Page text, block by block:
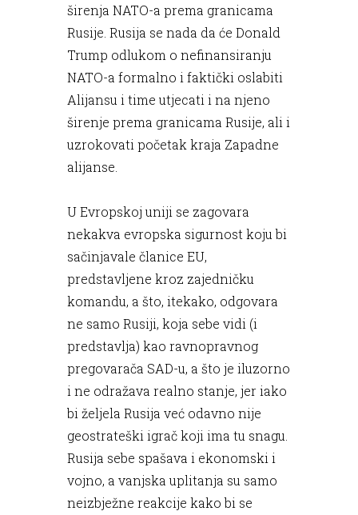
širenja NATO-a prema granicama
Rusije. Rusija se nada da će Donald
Trump odlukom o nefinansiranju
NATO-a formalno i faktički oslabiti
Alijansu i time utjecati i na njeno
širenje prema granicama Rusije, ali i
uzrokovati početak kraja Zapadne
alijanse.
U Evropskoj uniji se zagovara
nekakva evropska sigurnost koju bi
sačinjavale članice EU,
predstavljene kroz zajedničku
komandu, a što, itekako, odgovara
ne samo Rusiji, koja sebe vidi (i
predstavlja) kao ravnopravnog
pregovarača SAD-u, a što je iluzorno
i ne odražava realno stanje, jer iako
bi željela Rusija već odavno nije
geostrateški igrač koji ima tu snagu.
Rusija sebe spašava i ekonomski i
vojno, a vanjska uplitanja su samo
neizbježne reakcije kako bi se